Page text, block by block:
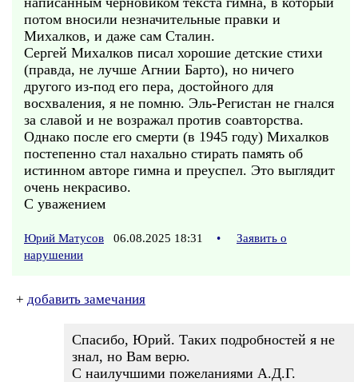
потом вносили незначительные правки и
Михалков, и даже сам Сталин.
Сергей Михалков писал хорошие детские стихи
(правда, не лучше Агнии Барто), но ничего
другого из-под его пера, достойного для
восхваления, я не помню. Эль-Регистан не гнался
за славой и не возражал против соавторства.
Однако после его смерти (в 1945 году) Михалков
постепенно стал нахально стирать память об
истинном авторе гимна и преуспел. Это выглядит
очень некрасиво.
С уважением
Юрий Матусов 06.08.2025 18:31 •
Заявить о
нарушении
+ добавить замечания
Спасибо, Юрий. Таких подробностей я не
знал, но Вам верю.
С наилучшими пожеланиями А.Д.Г.